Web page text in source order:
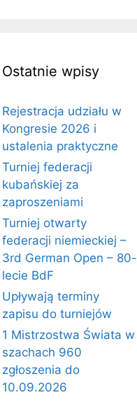
Ostatnie wpisy
Rejestracja udziału w
Kongresie 2026 i
ustalenia praktyczne
Turniej federacji
kubańskiej za
zaproszeniami
Turniej otwarty
federacji niemieckiej –
3rd German Open – 80-
lecie BdF
Upływają terminy
zapisu do turniejów
1 Mistrzostwa Świata w
szachach 960
zgłoszenia do
10.09.2026